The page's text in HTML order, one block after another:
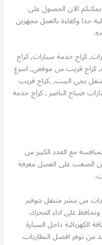
الان الحصول على
جدا وكفاءة بالعمل مجهزين
كراج خدمة سيارات, كراج
كراج قريب من موقعي, اسرع
يجي البيت, ,كراج قريب
صباح الناصر , كراج خدمة
مع العدد الكبير من
الصعب على العميل معرفة
من بنشر متنقل بتوفير
على اداء المحرك
الكهربائية داخل السيارة
بد من توفر افضل البطاريات.